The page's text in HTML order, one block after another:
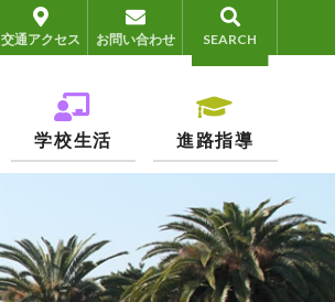
交通アクセス お問い合わせ SEARCH
学校生活 進路指導
Instagram